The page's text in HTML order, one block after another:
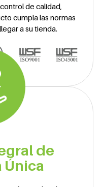
de calidad,
cumpla las normas
a su tienda.
de